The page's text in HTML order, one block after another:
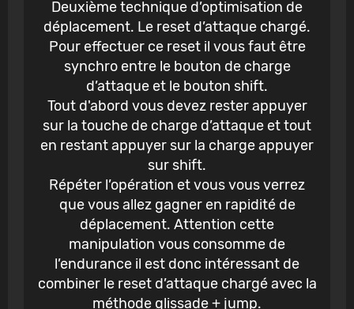
Deuxième technique d’optimisation de
déplacement. Le reset d’attaque chargé.
Pour effectuer ce reset il vous faut être
synchro entre le bouton de charge
d’attaque et le bouton shift.
Tout d'abord vous devez rester appuyer
sur la touche de charge d’attaque et tout
en restant appuyer sur la charge appuyer
sur shift.
Répéter l’opération et vous vous verrez
que vous allez gagner en rapidité de
déplacement. Attention cette
manipulation vous consomme de
l’endurance il est donc intéressant de
combiner le reset d’attaque chargé avec la
méthode glissade + jump.